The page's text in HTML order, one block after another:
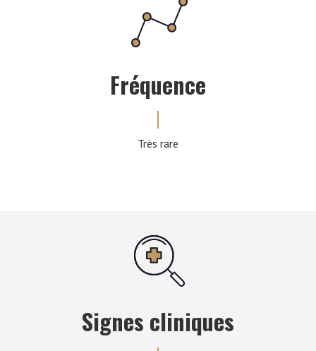
Fréquence
Très rare
Signes cliniques